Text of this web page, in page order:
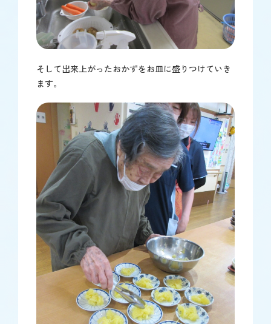
そして出来上がったおかずをお皿に盛りつけていき
ます。